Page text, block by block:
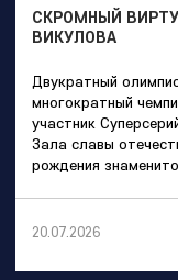
СКРОМНЫЙ
ВИКУЛОВА
Двукратный
многократный
участник
Зала славы
рождения
20.07.2026